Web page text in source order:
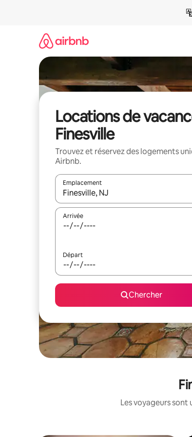
Locations de
Finesville
Trouvez et réservez des logements
Airbnb.
Emplacement
Quand les résultats sont affichés,
Arrivée
Départ
Chercher
Les voyageurs